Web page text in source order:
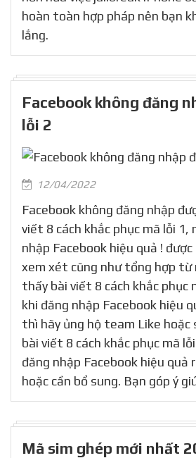
hoàn toàn hợp pháp nên bạn
lắng.
Facebook không đăng
lỗi 2
12/04/2022
Facebook không đăng nhập
viết 8 cách khắc phục mã lỗi 1,
nhập Facebook hiệu quả !
xem xét cũng như tổng hợp từ
thấy bài viết 8 cách khắc phục
khi đăng nhập Facebook hiệu
thì hãy ủng hộ team Like hoặc
bài viết 8 cách khắc phục mã
đăng nhập Facebook hiệu quả
hoặc cần bổ sung. Bạn góp ý
Mã sim ghép mới nhất